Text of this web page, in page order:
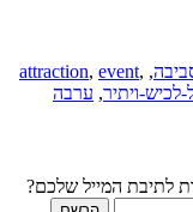
,
attraction, event,
לכיש-ויתיר, ערבה
לתיבת המייל שלכם?